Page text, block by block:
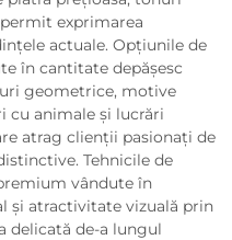
exprimarea
actuale. Opțiunile de
în cantitate depășesc
geometrice, motive
cu animale și lucrări
atrag clienții pasionați de
Tehnicile de
vândute în
și atractivitate vizuală prin
delicată de-a lungul